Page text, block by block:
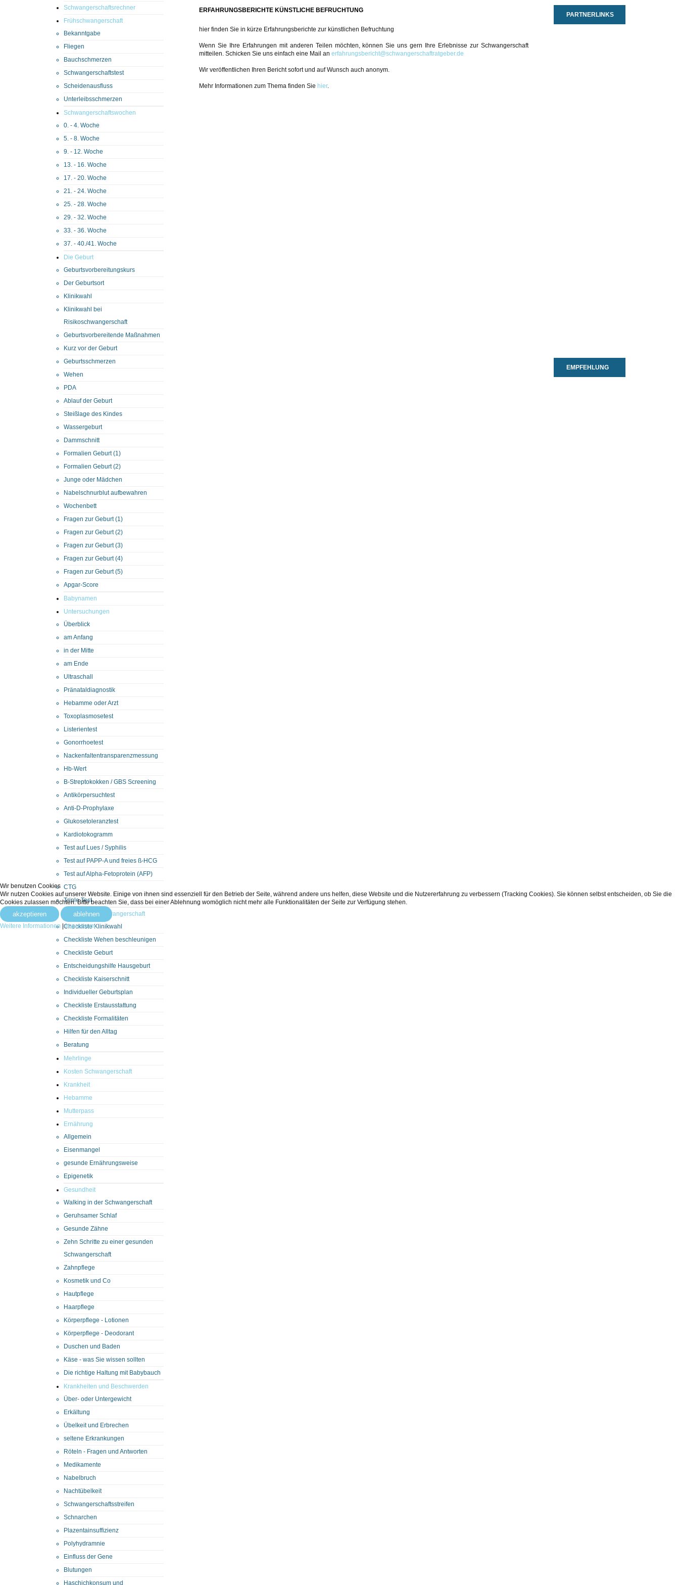
Schwangerschaftsrechner
Frühschwangerschaft
Bekanntgabe
Fliegen
Bauchschmerzen
Schwangerschaftstest
Scheidenausfluss
Unterleibsschmerzen
Schwangerschaftswochen
0. - 4. Woche
5. - 8. Woche
9. - 12. Woche
13. - 16. Woche
17. - 20. Woche
21. - 24. Woche
25. - 28. Woche
29. - 32. Woche
33. - 36. Woche
37. - 40./41. Woche
Die Geburt
Geburtsvorbereitungskurs
Der Geburtsort
Klinikwahl
Klinikwahl bei
Risikoschwangerschaft
Geburtsvorbereitende Maßnahmen
Kurz vor der Geburt
Geburtsschmerzen
Wehen
PDA
Ablauf der Geburt
Steißlage des Kindes
Wassergeburt
Dammschnitt
Formalien Geburt (1)
Formalien Geburt (2)
Junge oder Mädchen
Nabelschnurblut aufbewahren
Wochenbett
Fragen zur Geburt (1)
Fragen zur Geburt (2)
Fragen zur Geburt (3)
Fragen zur Geburt (4)
Fragen zur Geburt (5)
Apgar-Score
Babynamen
Untersuchungen
Überblick
am Anfang
in der Mitte
am Ende
Ultraschall
Pränataldiagnostik
Hebamme oder Arzt
Toxoplasmosetest
Listerientest
Gonorrhoetest
Nackenfaltentransparenzmessung
Hb-Wert
B-Streptokokken / GBS Screening
Antikörpersuchtest
Anti-D-Prophylaxe
Glukosetoleranztest
Kardiotokogramm
Test auf Lues / Syphilis
Test auf PAPP-A und freies ß-HCG
Test auf Alpha-Fetoprotein (AFP)
CTG
Triple Test
Checklisten Schwangerschaft
Checkliste Klinikwahl
Checkliste Wehen beschleunigen
Checkliste Geburt
Entscheidungshilfe Hausgeburt
Checkliste Kaiserschnitt
Individueller Geburtsplan
Checkliste Erstausstattung
Checkliste Formalitäten
Hilfen für den Alltag
Beratung
Mehrlinge
Kosten Schwangerschaft
Krankheit
Hebamme
Mutterpass
Ernährung
Allgemein
Eisenmangel
gesunde Ernährungsweise
Epigenetik
Gesundheit
Walking in der Schwangerschaft
Geruhsamer Schlaf
Gesunde Zähne
Zehn Schritte zu einer gesunden
Schwangerschaft
Zahnpflege
Kosmetik und Co
Hautpflege
Haarpflege
Körperpflege - Lotionen
Körperpflege - Deodorant
Duschen und Baden
Käse - was Sie wissen sollten
Die richtige Haltung mit Babybauch
Krankheiten und Beschwerden
Über- oder Untergewicht
Erkältung
Übelkeit und Erbrechen
seltene Erkrankungen
Röteln - Fragen und Antworten
Medikamente
Nabelbruch
Nachtübelkeit
Schwangerschaftsstreifen
Schnarchen
Plazentainsuffizienz
Polyhydramnie
Einfluss der Gene
Blutungen
Haschichkonsum und
ERFAHRUNGSBERICHTE KÜNSTLICHE BEFRUCHTUNG
hier finden Sie in kürze Erfahrungsberichte zur künstlichen Befruchtung
Wenn Sie Ihre Erfahrungen mit anderen Teilen möchten, können Sie uns gern Ihre Erlebnisse zur Schwangerschaft
mitteilen. Schicken Sie uns einfach eine Mail an erfahrungsbericht@schwangerschaftratgeber.de
Wir veröffentlichen Ihren Bericht sofort und auf Wunsch auch anonym.
Mehr Informationen zum Thema finden Sie hier.
PARTNERLINKS
EMPFEHLUNG
Wir benutzen Cookies
Wir nutzen Cookies auf unserer Website. Einige von ihnen sind essenziell für den Betrieb der Seite, während andere uns helfen, diese Website und die Nutzererfahrung zu verbessern (Tracking Cookies). Sie können selbst entscheiden, ob Sie die
Cookies zulassen möchten. Bitte beachten Sie, dass bei einer Ablehnung womöglich nicht mehr alle Funktionalitäten der Seite zur Verfügung stehen.
akzeptieren ablehnen
Weitere Informationen |Impressum